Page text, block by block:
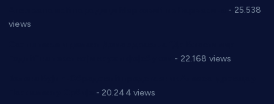
- 25.538
views
- 22.168 views
- 20.244 views